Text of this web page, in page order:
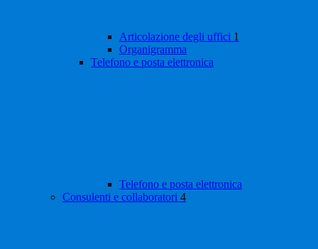
Articolazione degli uffici 1
Organigramma
Telefono e posta elettronica
Telefono e posta elettronica
Consulenti e collaboratori 4